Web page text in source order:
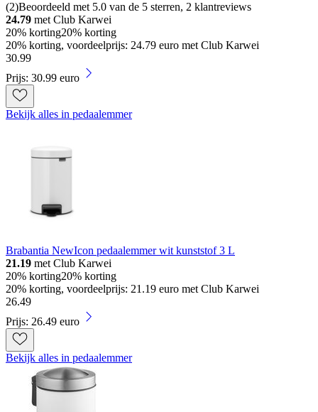
(2)Beoordeeld met 5.0 van de 5 sterren, 2 klantreviews
24.79 met Club Karwei
20% korting20% korting
20% korting, voordeelprijs: 24.79 euro met Club Karwei
30.99
Prijs: 30.99 euro
Bekijk alles in pedaalemmer
Brabantia NewIcon pedaalemmer wit kunststof 3 L
21.19 met Club Karwei
20% korting20% korting
20% korting, voordeelprijs: 21.19 euro met Club Karwei
26.49
Prijs: 26.49 euro
Bekijk alles in pedaalemmer